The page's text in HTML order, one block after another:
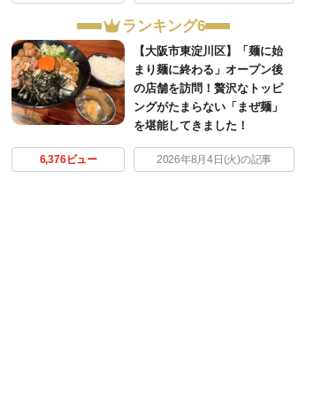
ランキング6
【大阪市東淀川区】「麺に始
まり麺に終わる」オープン後
の店舗を訪問！贅沢なトッピ
ングがたまらない「まぜ麺」
を堪能してきました！
6,376ビュー 2026年8月4日(火)の記事